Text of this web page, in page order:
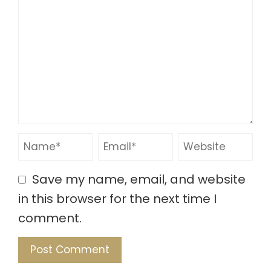
Save my name, email, and website
in this browser for the next time I
comment.